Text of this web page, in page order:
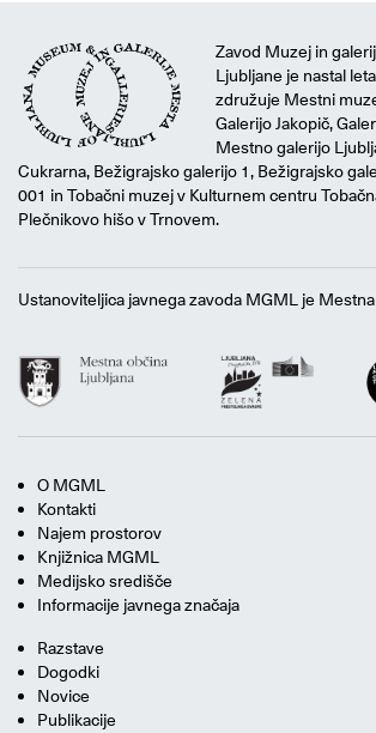
Zavod Muzej in
Ljubljane je nastal
združuje Mestni
Galerijo Jakopič,
Mestno galerijo
Cukrarna, Bežigrajsko galerijo 1, Bežigrajsko
001 in Tobačni muzej v Kulturnem centru
Plečnikovo hišo v Trnovem.
Ustanoviteljica javnega zavoda MGML je
O MGML
Kontakti
Najem prostorov
Knjižnica MGML
Medijsko središče
Informacije javnega značaja
Razstave
Dogodki
Novice
Publikacije